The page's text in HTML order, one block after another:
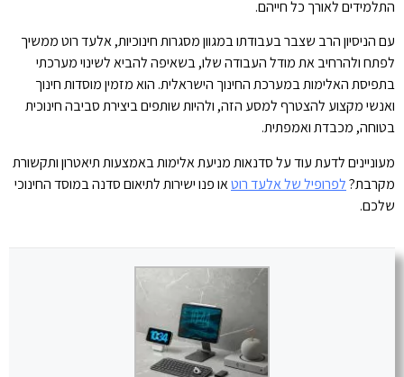
התלמידים לאורך כל חייהם.
עם הניסיון הרב שצבר בעבודתו במגוון מסגרות חינוכיות, אלעד רוט ממשיך
לפתח ולהרחיב את מודל העבודה שלו, בשאיפה להביא לשינוי מערכתי
בתפיסת האלימות במערכת החינוך הישראלית. הוא מזמין מוסדות חינוך
ואנשי מקצוע להצטרף למסע הזה, ולהיות שותפים ביצירת סביבה חינוכית
בטוחה, מכבדת ואמפתית.
מעוניינים לדעת עוד על סדנאות מניעת אלימות באמצעות תיאטרון ותקשורת
מקרבת?לפרופיל של אלעד רוטאו פנו ישירות לתיאום סדנה במוסד החינוכי
שלכם.